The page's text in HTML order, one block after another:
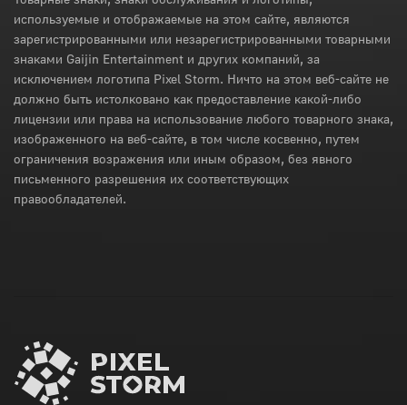
используемые и отображаемые на этом сайте, являются
зарегистрированными или незарегистрированными товарными
знаками Gaijin Entertainment и других компаний, за
исключением логотипа Pixel Storm. Ничто на этом веб-сайте не
должно быть истолковано как предоставление какой-либо
лицензии или права на использование любого товарного знака,
изображенного на веб-сайте, в том числе косвенно, путем
ограничения возражения или иным образом, без явного
письменного разрешения их соответствующих
правообладателей.